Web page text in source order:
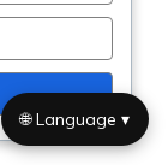
mládeže,
🌐 Language ▾